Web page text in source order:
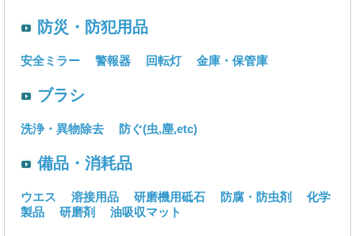
防災・防犯用品
安全ミラー 警報器 回転灯 金庫・保管庫
ブラシ
洗浄・異物除去 防ぐ(虫,塵,etc)
備品・消耗品
ウエス 溶接用品 研磨機用砥石 防腐・防虫剤
化学
製品
研磨剤 油吸収マット